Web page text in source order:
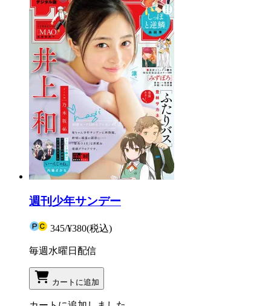
週刊少年サンデー
345/¥380(税込)
毎週水曜日配信
カートに追加